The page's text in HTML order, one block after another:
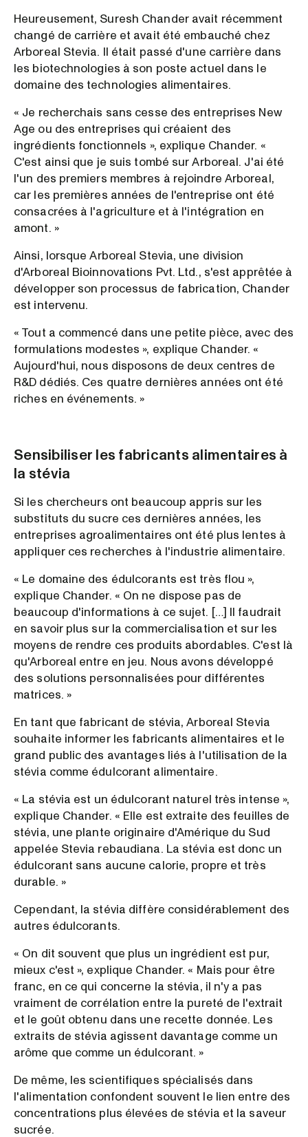
Heureusement, Suresh Chander avait récemment
changé de carrière et avait été embauché chez
Arboreal Stevia. Il était passé d'une carrière dans
les biotechnologies à son poste actuel dans le
domaine des technologies alimentaires.
« Je recherchais sans cesse des entreprises New
Age ou des entreprises qui créaient des
ingrédients fonctionnels », explique Chander. «
C'est ainsi que je suis tombé sur Arboreal. J'ai été
l'un des premiers membres à rejoindre Arboreal,
car les premières années de l'entreprise ont été
consacrées à l'agriculture et à l'intégration en
amont. »
Ainsi, lorsque Arboreal Stevia, une division
d'Arboreal Bioinnovations Pvt. Ltd., s'est apprêtée à
développer son processus de fabrication, Chander
est intervenu.
« Tout a commencé dans une petite pièce, avec des
formulations modestes », explique Chander. «
Aujourd'hui, nous disposons de deux centres de
R&D dédiés. Ces quatre dernières années ont été
riches en événements. »
Sensibiliser les fabricants alimentaires à
la stévia
Si les chercheurs ont beaucoup appris sur les
substituts du sucre ces dernières années, les
entreprises agroalimentaires ont été plus lentes à
appliquer ces recherches à l'industrie alimentaire.
« Le domaine des édulcorants est très flou »,
explique Chander. « On ne dispose pas de
beaucoup d'informations à ce sujet. […] Il faudrait
en savoir plus sur la commercialisation et sur les
moyens de rendre ces produits abordables. C'est là
qu'Arboreal entre en jeu. Nous avons développé
des solutions personnalisées pour différentes
matrices. »
En tant que fabricant de stévia, Arboreal Stevia
souhaite informer les fabricants alimentaires et le
grand public des avantages liés à l'utilisation de la
stévia comme édulcorant alimentaire.
« La stévia est un édulcorant naturel très intense »,
explique Chander. « Elle est extraite des feuilles de
stévia, une plante originaire d'Amérique du Sud
appelée Stevia rebaudiana. La stévia est donc un
édulcorant sans aucune calorie, propre et très
durable. »
Cependant, la stévia diffère considérablement des
autres édulcorants.
« On dit souvent que plus un ingrédient est pur,
mieux c'est », explique Chander. « Mais pour être
franc, en ce qui concerne la stévia, il n'y a pas
vraiment de corrélation entre la pureté de l'extrait
et le goût obtenu dans une recette donnée. Les
extraits de stévia agissent davantage comme un
arôme que comme un édulcorant. »
De même, les scientifiques spécialisés dans
l'alimentation confondent souvent le lien entre des
concentrations plus élevées de stévia et la saveur
sucrée.